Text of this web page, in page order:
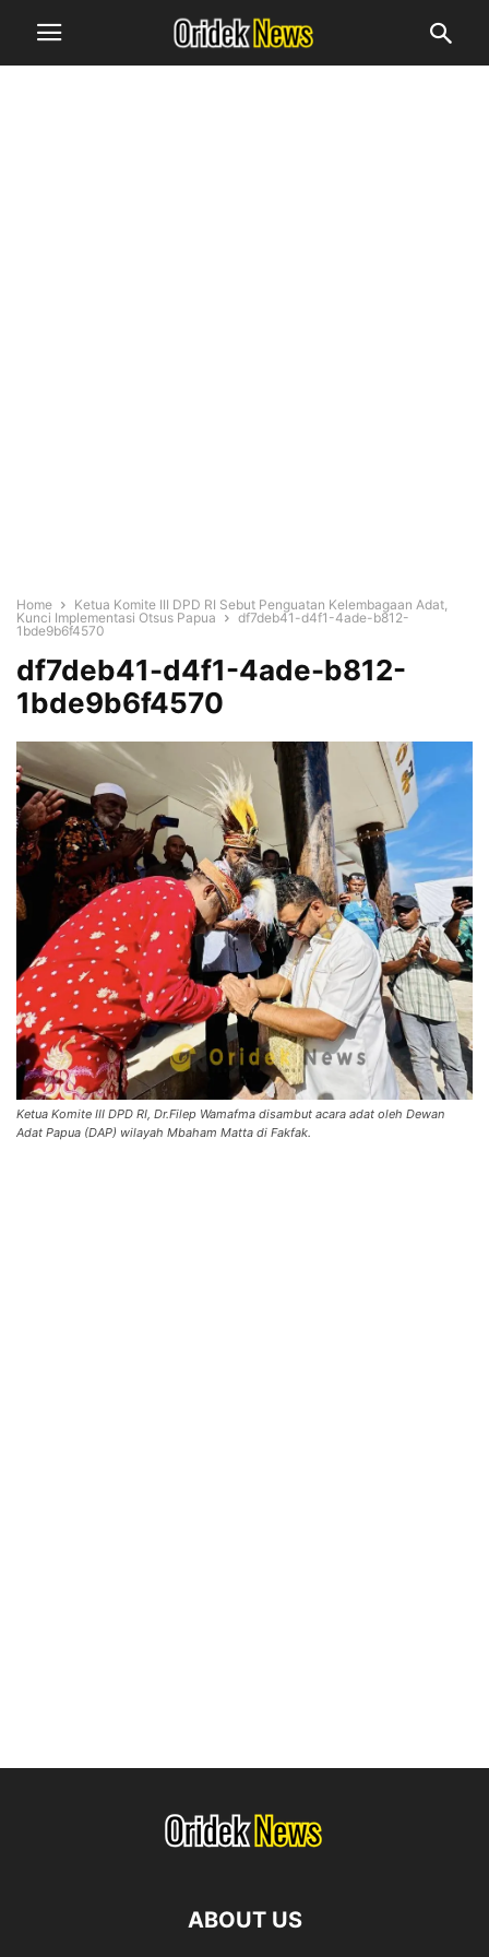
Home
Ketua Komite III DPD RI Sebut Penguatan Kelembagaan Adat,
Kunci Implementasi Otsus Papua
df7deb41-d4f1-4ade-b812-
1bde9b6f4570
df7deb41-d4f1-4ade-b812-
1bde9b6f4570
Ketua Komite III DPD RI, Dr.Filep Wamafma disambut acara adat oleh Dewan
Adat Papua (DAP) wilayah Mbaham Matta di Fakfak.
ABOUT US